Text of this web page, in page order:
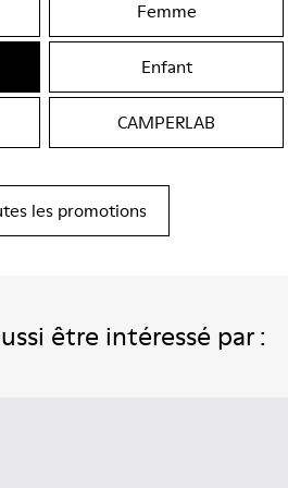
Femme
Enfant
CAMPERLAB
les promotions
être intéressé par :